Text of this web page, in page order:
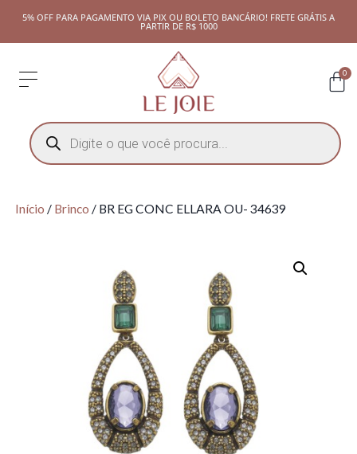
5% OFF PARA PAGAMENTO VIA PIX OU BOLETO BANCÁRIO! FRETE GRÁTIS A
PARTIR DE R$ 1000
0
Início / Brinco / BR EG CONC ELLARA OU- 34639